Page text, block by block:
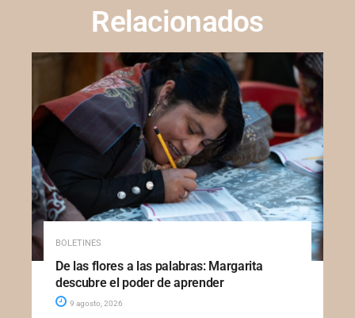
Relacionados
BOLETINES
De las flores a las palabras: Margarita
descubre el poder de aprender
9 agosto, 2026